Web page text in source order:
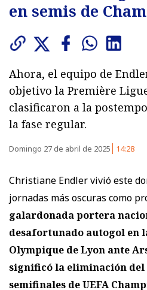
en semis de
Ahora, el equipo de
objetivo la Première
clasificaron a la
la fase regular.
Domingo 27 de abril de 2025 14:28
Christiane Endler vivió este
jornadas más oscuras como
galardonada portera
desafortunado autogol en
Olympique de Lyon ante
significó la eliminación del
semifinales de UEFA